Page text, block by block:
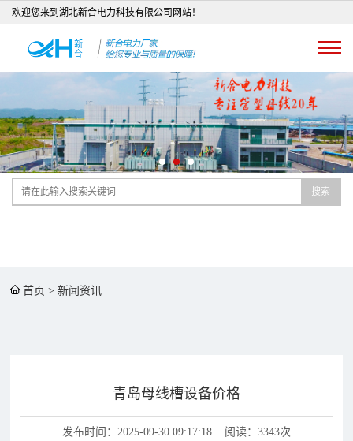
欢迎您来到湖北新合电力科技有限公司网站！
搜索
首页 >新闻资讯
青岛母线槽设备价格
发布时间：2025-09-30 09:17:18 阅读：3343次